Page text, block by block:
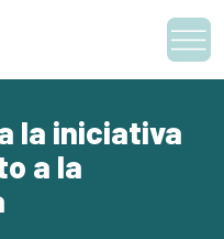
la iniciativa
a la